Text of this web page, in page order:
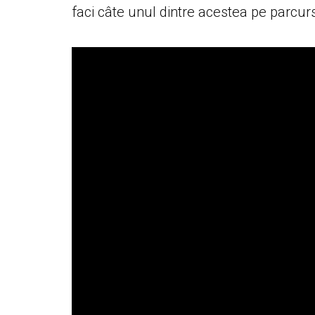
faci câte unul dintre acestea pe